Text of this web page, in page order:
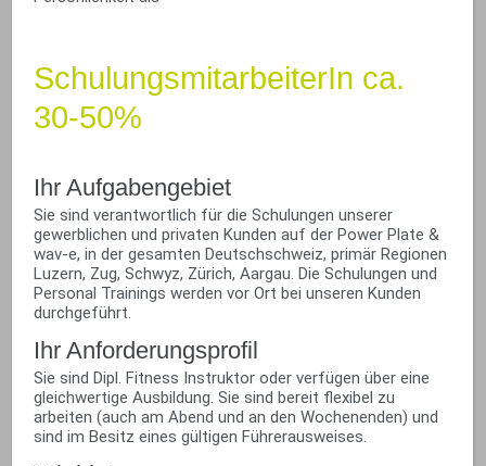
SchulungsmitarbeiterIn ca.
30-50%
Ihr Aufgabengebiet
Sie sind verantwortlich für die Schulungen unserer
gewerblichen und privaten Kunden auf der Power Plate &
wav-e, in der gesamten Deutschschweiz, primär Regionen
Luzern, Zug, Schwyz, Zürich, Aargau. Die Schulungen und
Personal Trainings werden vor Ort bei unseren Kunden
durchgeführt.
Ihr Anforderungsprofil
Sie sind Dipl. Fitness Instruktor oder verfügen über eine
gleichwertige Ausbildung. Sie sind bereit flexibel zu
arbeiten (auch am Abend und an den Wochenenden) und
sind im Besitz eines gültigen Führerausweises.